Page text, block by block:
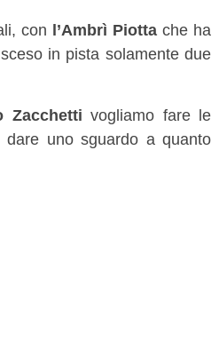
con l’Ambrì Piottache ha
in pista solamente due
Zacchetti vogliamo fare le
dare uno sguardo a quanto